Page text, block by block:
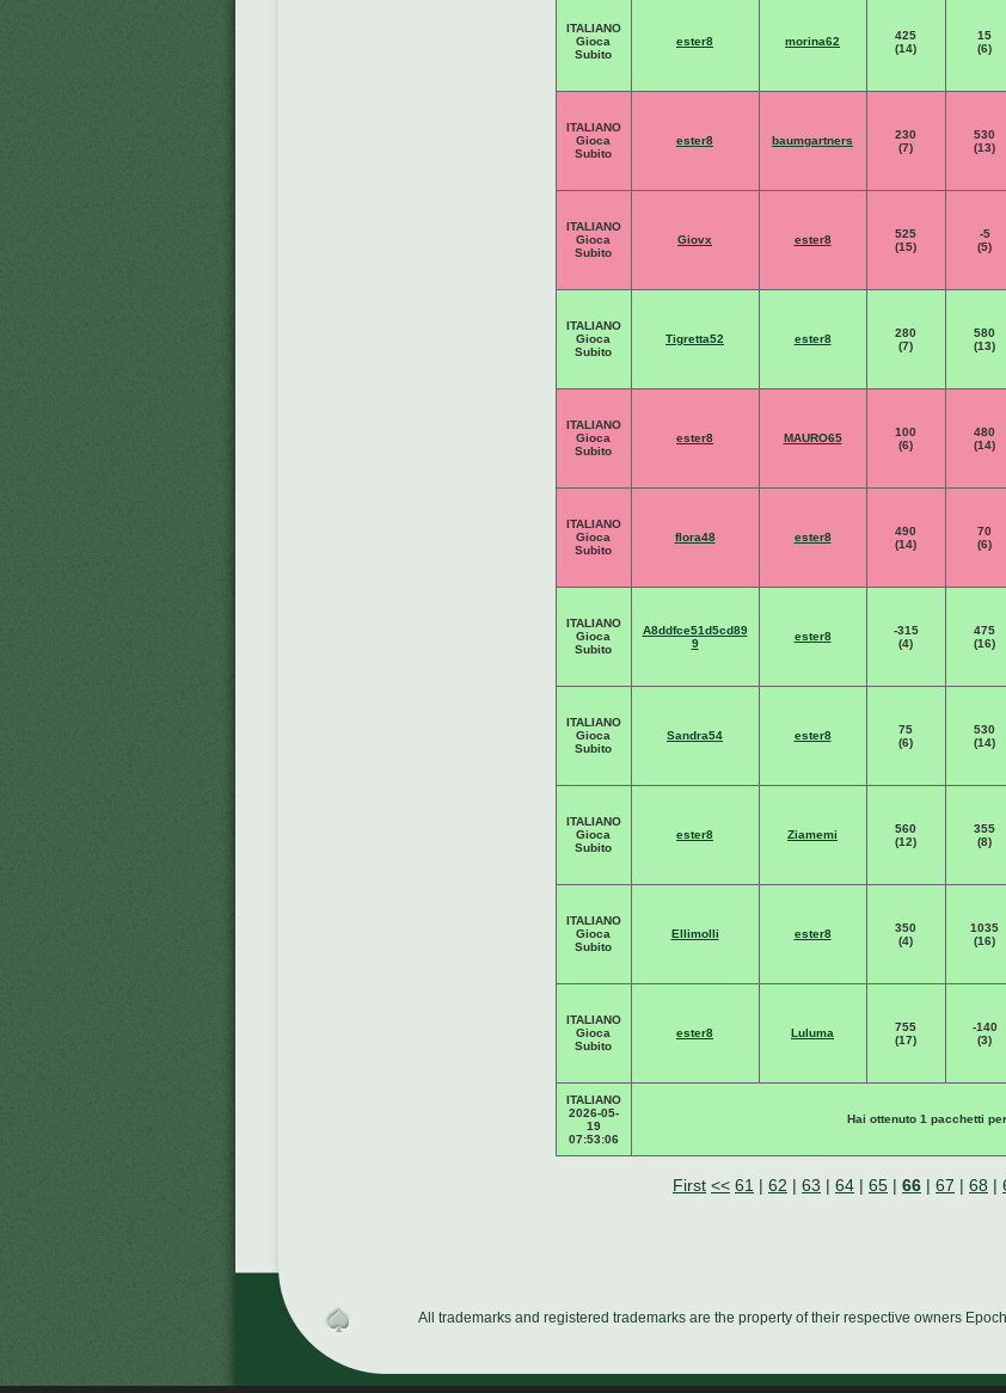
ITALIANO
Gioca
Subito
ester8 morina62
425
(14)
15
(6)
ITALIANO
Gioca
Subito
ester8 baumgartners
230
(7)
530
(13)
ITALIANO
Gioca
Subito
Giovx ester8
525
(15)
-5
(5)
ITALIANO
Gioca
Subito
Tigretta52 ester8
280
(7)
580
(13)
ITALIANO
Gioca
Subito
ester8 MAURO65
100
(6)
480
(14)
ITALIANO
Gioca
Subito
flora48 ester8
490
(14)
70
(6)
ITALIANO
Gioca
Subito
A8ddfce51d5cd89
9
ester8
-315
(4)
475
(16)
ITALIANO
Gioca
Subito
Sandra54 ester8
75
(6)
530
(14)
ITALIANO
Gioca
Subito
ester8 Ziamemi
560
(12)
355
(8)
ITALIANO
Gioca
Subito
Ellimolli ester8
350
(4)
1035
(16)
ITALIANO
Gioca
Subito
ester8 Luluma
755
(17)
-140
(3)
ITALIANO
2026-05-
19
07:53:06
Hai ottenuto 1 pacchetti
First << 61 | 62 | 63 | 64 | 65 | 66 | 67 | 68 |
All trademarks and registered trademarks are the property of their respective owners